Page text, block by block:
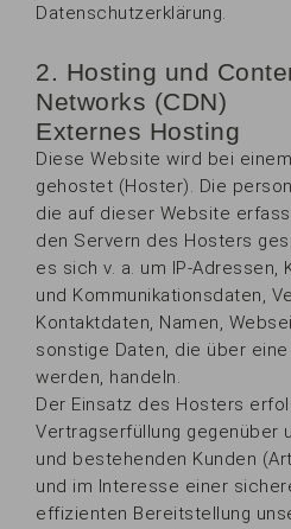
Datenschutzerklärung.
2. Hosting und
Networks (CDN)
Externes Hosting
Diese Website wird bei
gehostet (Hoster). Die
die auf dieser Website
den Servern des Hosters
es sich v. a. um IP-Adressen,
und Kommunikationsdaten,
Kontaktdaten, Namen,
sonstige Daten, die über
werden, handeln.
Der Einsatz des Hosters
Vertragserfüllung gegenüber
und bestehenden Kunden
und im Interesse einer
effizienten Bereitstellung